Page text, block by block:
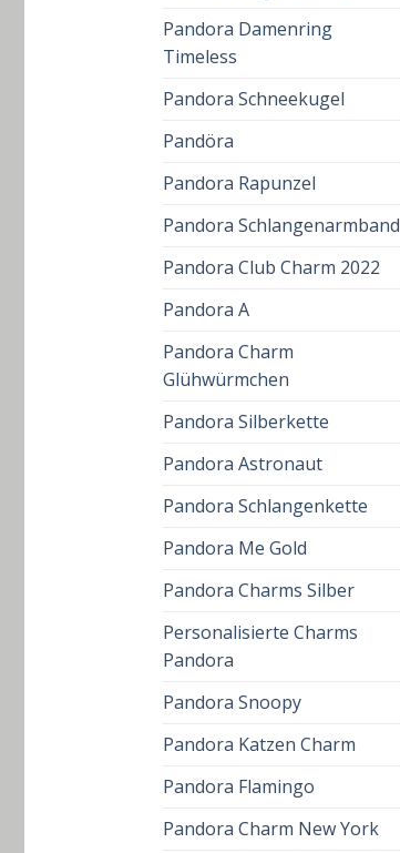
Pandora Damenring
Timeless
Pandora Schneekugel
Pandöra
Pandora Rapunzel
Pandora Schlangenarmband
Pandora Club Charm 2022
Pandora A
Pandora Charm
Glühwürmchen
Pandora Silberkette
Pandora Astronaut
Pandora Schlangenkette
Pandora Me Gold
Pandora Charms Silber
Personalisierte Charms
Pandora
Pandora Snoopy
Pandora Katzen Charm
Pandora Flamingo
Pandora Charm New York